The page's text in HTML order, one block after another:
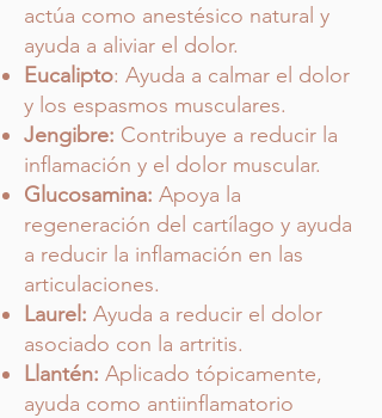
actúa como anestésico natural y
ayuda a aliviar el dolor.
Eucalipto: Ayuda a calmar el dolor
y los espasmos musculares.
Jengibre: Contribuye a reducir la
inflamación y el dolor muscular.
Glucosamina: Apoya la
regeneración del cartílago y ayuda
a reducir la inflamación en las
articulaciones.
Laurel: Ayuda a reducir el dolor
asociado con la artritis.
Llantén: Aplicado tópicamente,
ayuda como antiinflamatorio